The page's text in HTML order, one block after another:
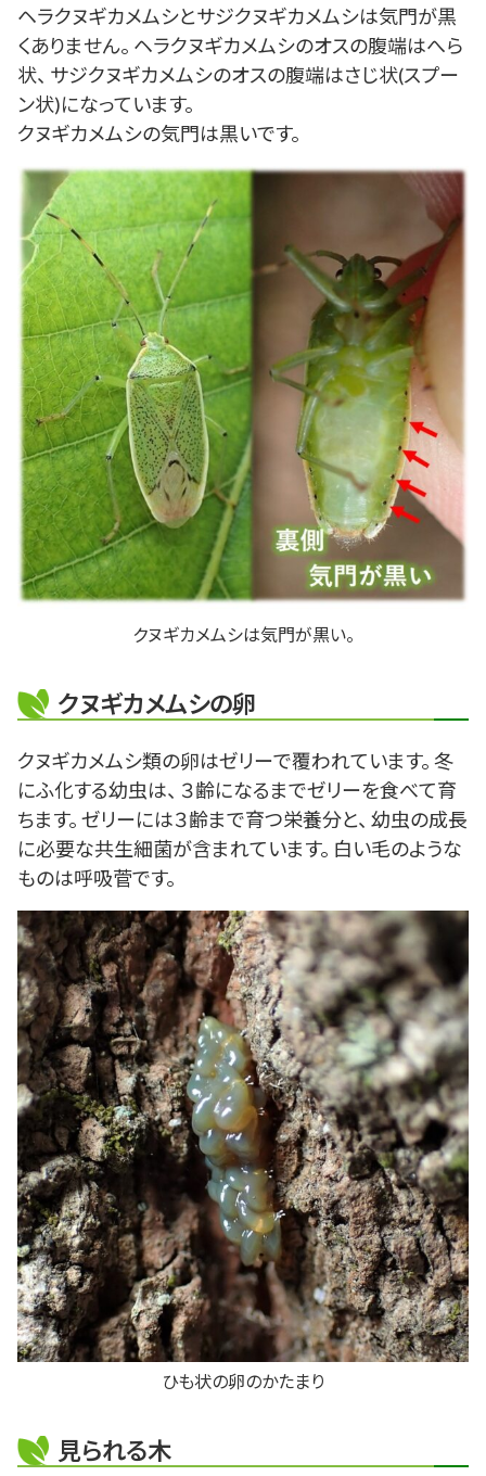
ヘラクヌギカメムシとサジクヌギカメムシは気門が黒
くありません。 ヘラクヌギカメムシのオスの腹端はへら
状、 サジクヌギカメムシのオスの腹端はさじ状(スプー
ン状)になっています。
クヌギカメムシの気門は黒いです。
クヌギカメムシは気門が黒い。
クヌギカメムシの卵
クヌギカメムシ類の卵はゼリーで覆われています。 冬
にふ化する幼虫は、 ３齢になるまでゼリーを食べて育
ちます。 ゼリーには３齢まで育つ栄養分と、 幼虫の成長
に必要な共生細菌が含まれています。 白い毛のような
ものは呼吸菅です。
ひも状の卵のかたまり
見られる木